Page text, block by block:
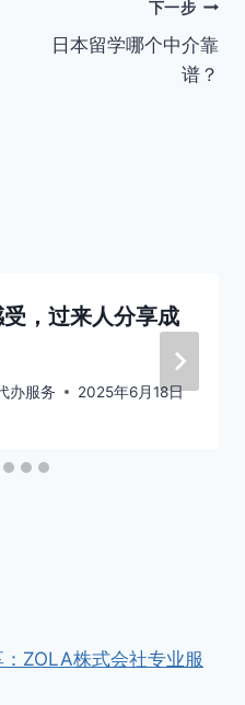
下一步
日本留学哪个中介靠
谱？
，过来人分享成
办服务 2025年6月18日
ZOLA株式会社专业服